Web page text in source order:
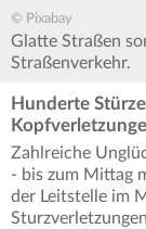
© Pixabay
Glatte Straßen
Straßenverkehr.
Hunderte
Zahlreiche
- bis zum Mittag
der Leitstelle im